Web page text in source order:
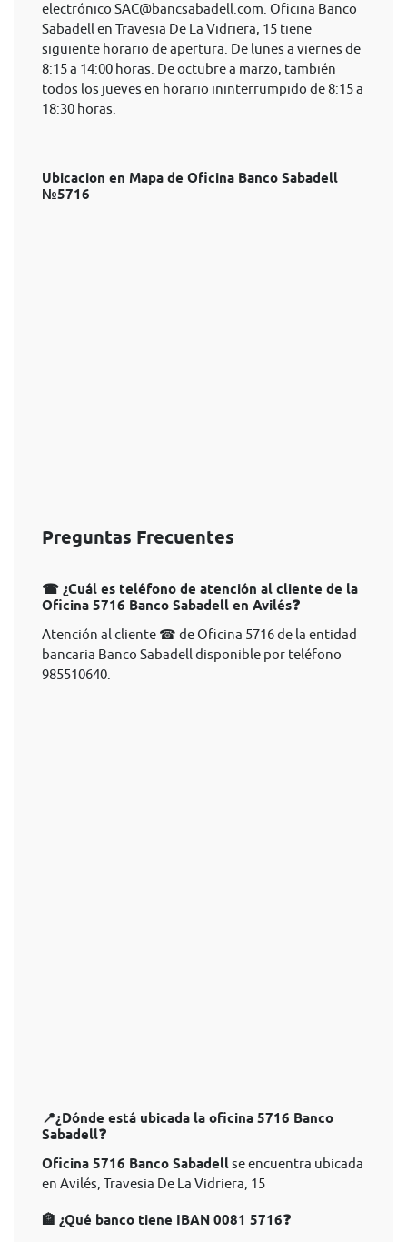
electrónico SAC@bancsabadell.com . Oficina Banco
Sabadell en Travesia De La Vidriera, 15 tiene
siguiente horario de apertura. De lunes a viernes de
8:15 a 14:00 horas. De octubre a marzo, también
todos los jueves en horario ininterrumpido de 8:15 a
18:30 horas.
Ubicacion en Mapa de Oficina Banco Sabadell
№5716
Preguntas Frecuentes
☎ ¿Cuál es teléfono de atención al cliente de la
Oficina 5716 Banco Sabadell en Avilés❓
Atención al cliente ☎ de Oficina 5716 de la entidad
bancaria Banco Sabadell disponible por teléfono
985510640.
📍¿Dónde está ubicada la oficina 5716 Banco
Sabadell❓
Oficina 5716 Banco Sabadellse encuentra ubicada
en Avilés, Travesia De La Vidriera, 15
🏦 ¿Qué banco tiene IBAN 0081 5716❓